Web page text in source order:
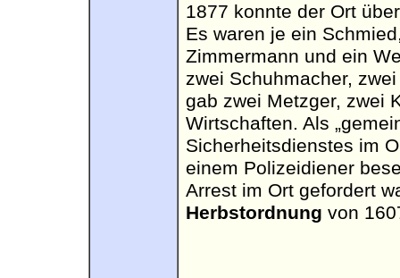
1877 konnte der Ort
Es waren je ein
Zimmermann und ein
zwei Schuhmacher,
gab zwei Metzger, zwei
Wirtschaften. Als
Sicherheitsdienstes im
einem Polizeidiener
Arrest im Ort gefordert
Herbstordnung von